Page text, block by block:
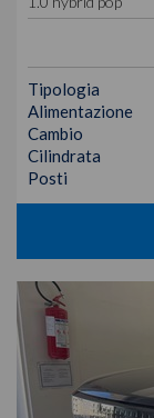
Tipologia
Alimentazione
Cambio
Cilindrata
Posti